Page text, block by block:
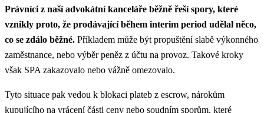
Právníci z naší advokátní kanceláře běžně řeší spory, které
vznikly proto, že prodávající během interim period udělal něco,
co se zdálo běžné. Příkladem může být propuštění slabě výkonného
zaměstnance, nebo výběr peněz z účtu na provoz. Takové kroky
však SPA zakazovalo nebo vážně omezovalo.
Tyto situace pak vedou k blokaci plateb z escrow, nárokům
kupujícího na vrácení části ceny nebo soudním sporům, které